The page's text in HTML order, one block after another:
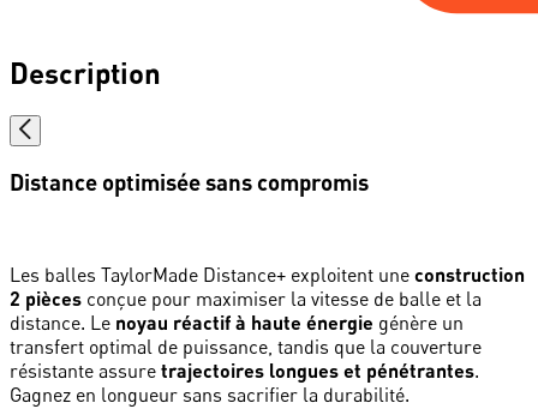
Description
Distance optimisée sans compromis
Les balles TaylorMade Distance+ exploitent une construction
2 pièces conçue pour maximiser la vitesse de balle et la
distance. Le noyau réactif à haute énergie génère un
transfert optimal de puissance, tandis que la couverture
résistante assure trajectoires longues et pénétrantes.
Gagnez en longueur sans sacrifier la durabilité.